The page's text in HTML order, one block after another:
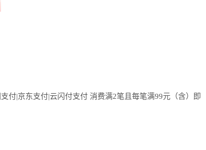
付|京东支付|云闪付支付 消费满2笔且每笔满99元（含）即